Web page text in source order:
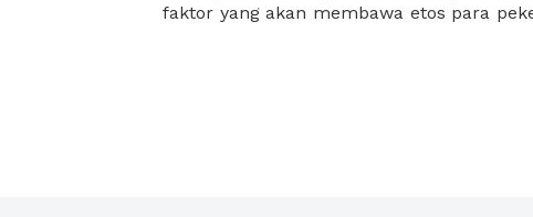
faktor yang akan membawa etos para